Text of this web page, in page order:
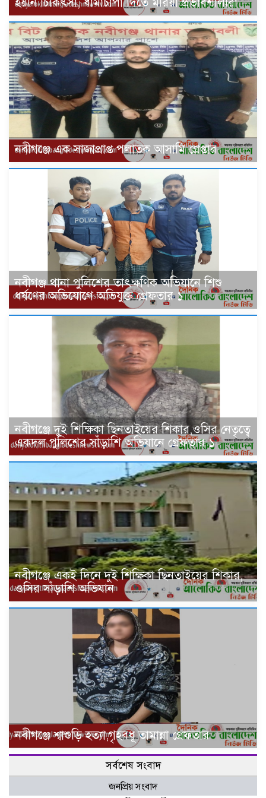
‎নবীগঞ্জে এক সাজাপ্রাপ্ত পলাতক আসামি গ্রেপ্তার
নবীগঞ্জ থানা পুলিশের তাৎক্ষণিক অভিযানে শিশু
ধর্ষণের অভিযোগে অভিযুক্ত গ্রেফতার ১
নবীগঞ্জে দুই শিক্ষিকা ছিনতাইয়ের শিকার,ওসির নেতৃত্বে
একদল পুলিশের সাঁড়াশি অভিযানে গ্রেফতার ১
নবীগঞ্জে একই দিনে দুই শিক্ষিকা ছিনতাইয়ের শিকার,
ওসির সাঁড়াশি অভিযান
নবীগঞ্জে শ্বাশুড়ি হত্যা,গৃহবধূ তামান্না গ্রেফতার
সর্বশেষ সংবাদ
জনপ্রিয় সংবাদ